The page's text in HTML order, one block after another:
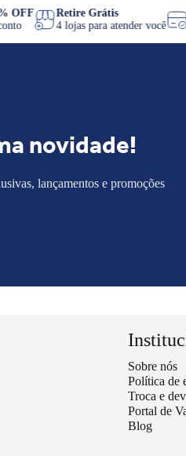
8% OFF
desconto
Retire Grátis
4 lojas para atender você
novidade!
lançamentos e promoções
Sobre nós
Política de
Troca e
Portal de
Blog